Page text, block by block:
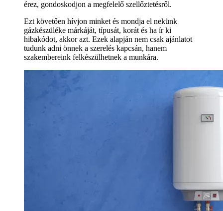
érez, gondoskodjon a megfelelő szellőztetésről.
Ezt követően hívjon minket és mondja el nekünk
gázkészüléke márkáját, típusát, korát és ha ír ki
hibakódot, akkor azt. Ezek alapján nem csak ajánlatot
tudunk adni önnek a szerelés kapcsán, hanem
szakembereink felkészülhetnek a munkára.